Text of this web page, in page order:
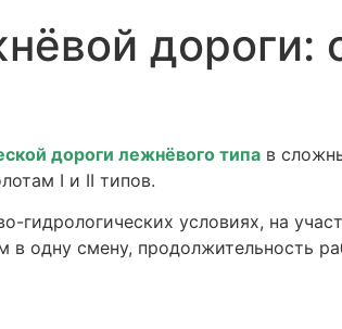
дороги:
дороги лежнёвого типа в
I и II типов.
условиях, на
одну смену, продолжительность